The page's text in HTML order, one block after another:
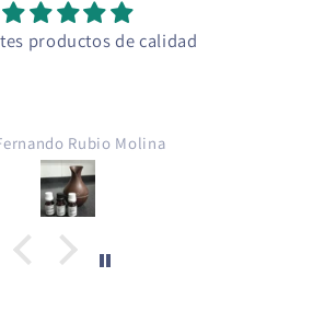
productos de calidad
Rubio Molina